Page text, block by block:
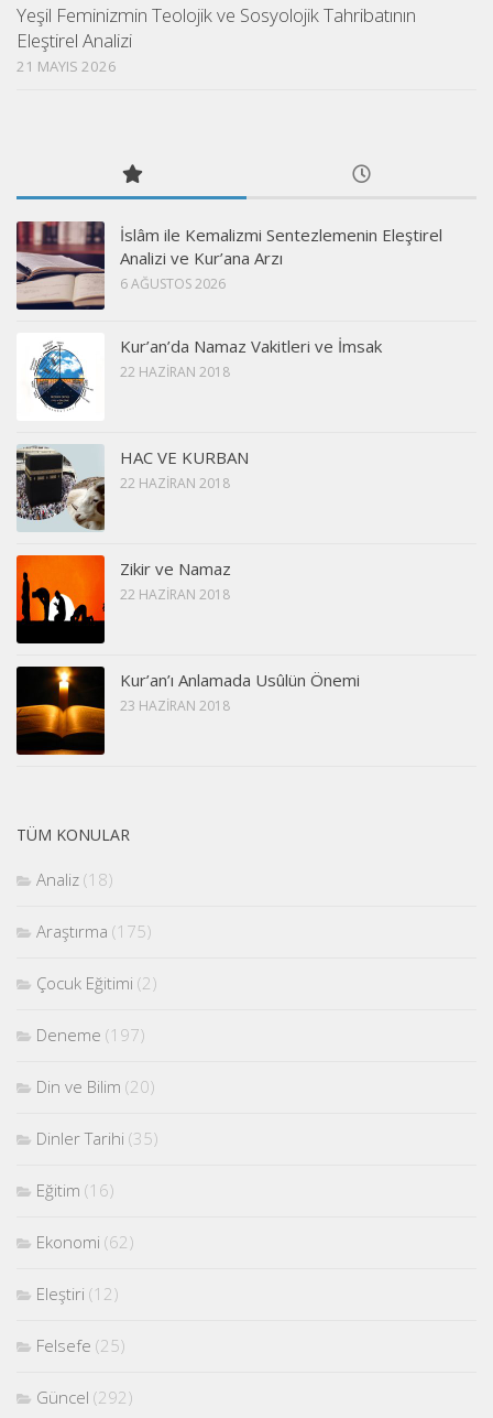
Yeşil Feminizmin Teolojik ve Sosyolojik Tahribatının
Eleştirel Analizi
21 MAYIS 2026
İslâm ile Kemalizmi Sentezlemenin Eleştirel
Analizi ve Kur’ana Arzı
6 AĞUSTOS 2026
Kur’an’da Namaz Vakitleri ve İmsak
22 HAZIRAN 2018
HAC VE KURBAN
22 HAZIRAN 2018
Zikir ve Namaz
22 HAZIRAN 2018
Kur’an’ı Anlamada Usûlün Önemi
23 HAZIRAN 2018
TÜM KONULAR
Analiz (18)
Araştırma (175)
Çocuk Eğitimi (2)
Deneme (197)
Din ve Bilim (20)
Dinler Tarihi (35)
Eğitim (16)
Ekonomi (62)
Eleştiri (12)
Felsefe (25)
Güncel (292)